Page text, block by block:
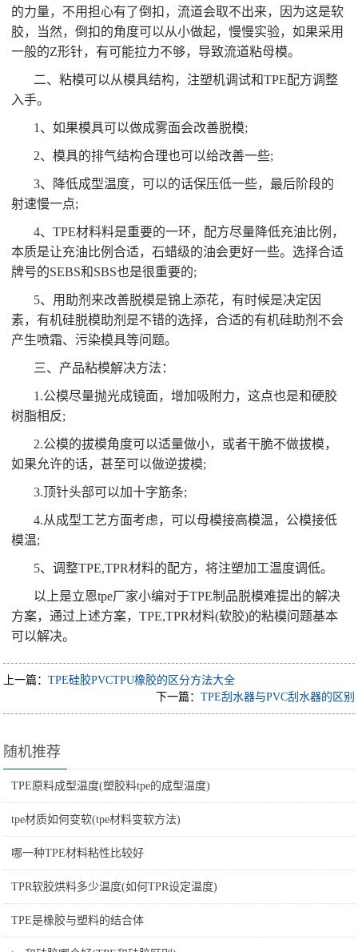
的力量，不用担心有了倒扣，流道会取不出来，因为这是软
胶，当然，倒扣的角度可以从小做起，慢慢实验，如果采用
一般的Z形针，有可能拉力不够，导致流道粘母模。
二、粘模可以从模具结构，注塑机调试和TPE配方调整
入手。
1、如果模具可以做成雾面会改善脱模;
2、模具的排气结构合理也可以给改善一些;
3、降低成型温度，可以的话保压低一些，最后阶段的
射速慢一点;
4、TPE材料料是重要的一环，配方尽量降低充油比例，
本质是让充油比例合适，石蜡级的油会更好一些。选择合适
牌号的SEBS和SBS也是很重要的;
5、用助剂来改善脱模是锦上添花，有时候是决定因
素，有机硅脱模助剂是不错的选择，合适的有机硅助剂不会
产生喷霜、污染模具等问题。
三、产品粘模解决方法：
1.公模尽量抛光成镜面，增加吸附力，这点也是和硬胶
树脂相反;
2.公模的拔模角度可以适量做小，或者干脆不做拔模，
如果允许的话，甚至可以做逆拔模;
3.顶针头部可以加十字筋条;
4.从成型工艺方面考虑，可以母模接高模温，公模接低
模温;
5、调整TPE,TPR材料的配方，将注塑加工温度调低。
以上是立恩tpe厂家小编对于TPE制品脱模难提出的解决
方案，通过上述方案，TPE,TPR材料(软胶)的粘模问题基本
可以解决。
上一篇：TPE硅胶PVCTPU橡胶的区分方法大全
下一篇： TPE刮水器与PVC刮水器的区别
随机推荐
TPE原料成型温度(塑胶料tpe的成型温度)
tpe材质如何变软(tpe材料变软方法)
哪一种TPE材料粘性比较好
TPR软胶烘料多少温度(如何TPR设定温度)
TPE是橡胶与塑料的结合体